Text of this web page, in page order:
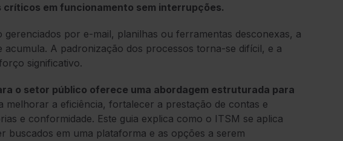
em funcionamento sem interrupções.
gerenciados por e-mail, planilhas ou ferramentas desconexas, a
acumula. A padronização dos processos torna-se difícil, e a
significativo.
o setor público oferece uma abordagem estruturada para
melhorar a eficiência, fortalecer a prestação de contas e
e conformidade. Este guia explica como o ITSM se aplica
buscados em uma plataforma e as opções a serem